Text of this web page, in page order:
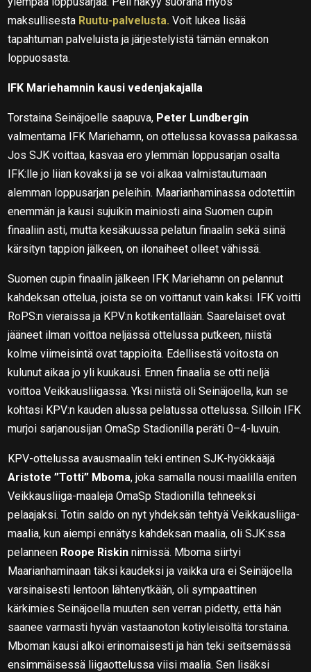
maksullisesta Ruutu-palvelusta. Voit lukea lisää
tapahtuman palveluista ja järjestelyistä tämän ennakon
loppuosasta.
IFK Mariehamnin kausi vedenjakajalla
Torstaina Seinäjoelle saapuva, Peter Lundbergin
valmentama IFK Mariehamn, on ottelussa kovassa paikassa.
Jos SJK voittaa, kasvaa ero ylemmän loppusarjan osalta
IFK:lle jo liian kovaksi ja se voi alkaa valmistautumaan
alemman loppusarjan peleihin. Maarianhaminassa odotettiin
enemmän ja kausi sujuikin mainiosti aina Suomen cupin
finaaliin asti, mutta kesäkuussa pelatun finaalin sekä siinä
kärsityn tappion jälkeen, on ilonaiheet olleet vähissä.
Suomen cupin finaalin jälkeen IFK Mariehamn on pelannut
kahdeksan ottelua, joista se on voittanut vain kaksi. IFK voitti
RoPS:n vieraissa ja KPV:n kotikentällään. Saarelaiset ovat
jääneet ilman voittoa neljässä ottelussa putkeen, niistä
kolme viimeisintä ovat tappioita. Edellisestä voitosta on
kulunut aikaa jo yli kuukausi. Ennen finaalia se otti neljä
voittoa Veikkausliigassa. Yksi niistä oli Seinäjoella, kun se
kohtasi KPV:n kauden alussa pelatussa ottelussa. Silloin IFK
murjoi sarjanousijan OmaSp Stadionilla peräti 0–4-luvuin.
KPV-ottelussa avausmaalin teki entinen SJK-hyökkääjä
Aristote ”Totti” Mboma, joka samalla nousi maalilla eniten
Veikkausliiga-maaleja OmaSp Stadionilla tehneeksi
pelaajaksi. Totin saldo on nyt yhdeksän tehtyä Veikkausliiga-
maalia, kun aiempi ennätys kahdeksan maalia, oli SJK:ssa
pelanneen Roope Riskin nimissä. Mboma siirtyi
Maarianhaminaan täksi kaudeksi ja vaikka ura ei Seinäjoella
varsinaisesti lentoon lähtenytkään, oli sympaattinen
kärkimies Seinäjoella muuten sen verran pidetty, että hän
saanee varmasti hyvän vastaanoton kotiyleisöltä torstaina.
Mboman kausi alkoi erinomaisesti ja hän teki seitsemässä
ensimmäisessä liigaottelussa viisi maalia. Sen lisäksi